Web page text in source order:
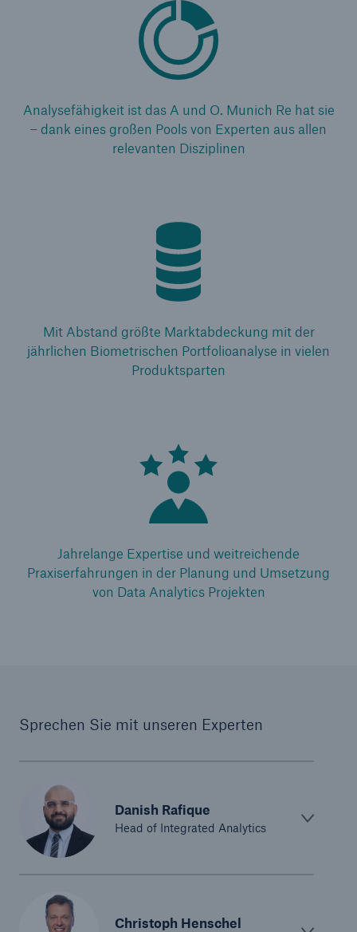
Analysefähigkeit ist das A und O. Munich Re hat sie
– dank eines großen Pools von Experten aus allen
relevanten Disziplinen
Mit Abstand größte Marktabdeckung mit der
jährlichen Biometrischen Portfolioanalyse in vielen
Produktsparten
Jahrelange Expertise und weitreichende
Praxiserfahrungen in der Planung und Umsetzung
von Data Analytics Projekten
Sprechen Sie mit unseren Experten
Danish Rafique
Head of Integrated Analytics
Christoph Henschel